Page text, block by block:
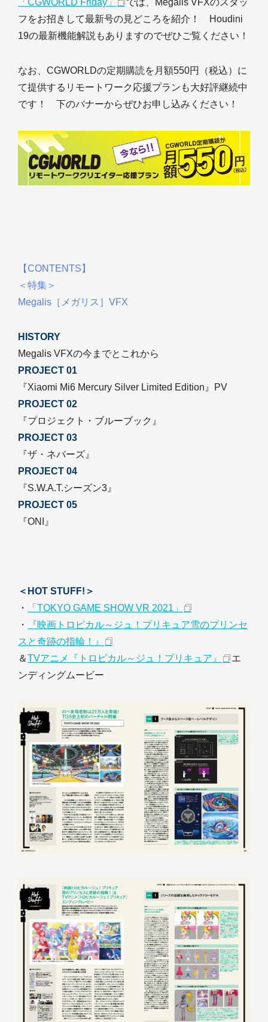
「CGWORLD Friday」
では、Megalis VFXのスタッ
フをお招きして最新号の見どころを紹介！ Houdini
19の最新機能解説もありますのでぜひご覧ください！
なお、CGWORLDの定期購読を月額550円（税込）に
て提供するリモートワーク応援プランも大好評継続中
です！ 下のバナーからぜひお申し込みください！
【CONTENTS】
＜特集＞
Megalis［メガリス］VFX
HISTORY
Megalis VFXの今までとこれから
PROJECT 01
『Xiaomi Mi6 Mercury Silver Limited Edition』PV
PROJECT 02
『プロジェクト・ブルーブック』
PROJECT 03
『ザ・ネバーズ』
PROJECT 04
『S.W.A.T.シーズン3』
PROJECT 05
『ONI』
＜HOT STUFF!＞
・
「TOKYO GAME SHOW VR 2021」
・
『映画トロピカル～ジュ！プリキュア雪のプリンセ
スと奇跡の指輪！』
＆TVアニメ『トロピカル～ジュ！プリキュア』
エ
ンディングムービー